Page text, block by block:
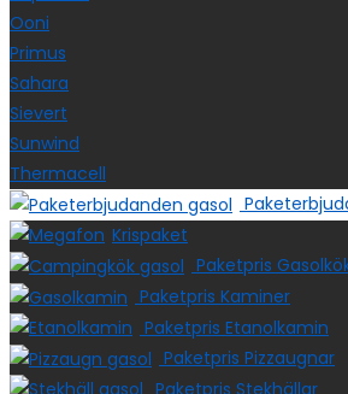
Ooni
Primus
Sahara
Sievert
Sunwind
Thermacell
Krispaket
Paketpris
Paketpris Kaminer
Paketpris Etanolkamin
Paketpris Pizzaugnar
Paketpris Stekhällar